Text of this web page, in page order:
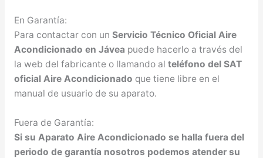
En Garantía:
Para contactar con un Servicio Técnico Oficial Aire
Acondicionado en Jávea puede hacerlo a través del
la web del fabricante o llamando al teléfono del SAT
oficial Aire Acondicionado que tiene libre en el
manual de usuario de su aparato.
Fuera de Garantía:
Si su Aparato Aire Acondicionado se halla fuera del
periodo de garantía nosotros podemos atender su